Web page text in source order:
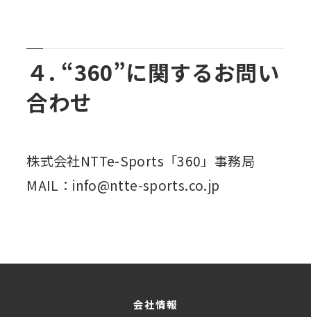
４. “360”に関するお問い
合わせ
株式会社NTTe-Sports「360」事務局
MAIL：info@ntte-sports.co.jp
会社情報